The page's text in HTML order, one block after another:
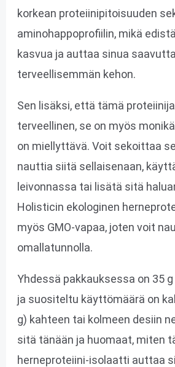
korkean proteiinipitoisuuden
aminohappoprofiilin, mikä
kasvua ja auttaa sinua
terveellisemmän kehon.
Sen lisäksi, että tämä
terveellinen, se on myös
on miellyttävä. Voit sekoittaa
nauttia siitä sellaisenaan,
leivonnassa tai lisätä sitä
Holisticin ekologinen
myös GMO-vapaa, joten voit
omallatunnolla.
Yhdessä pakkauksessa on 35
ja suositeltu käyttömäärä on
g) kahteen tai kolmeen desiin
sitä tänään ja huomaat, miten
herneproteiini-isolaatti auttaa